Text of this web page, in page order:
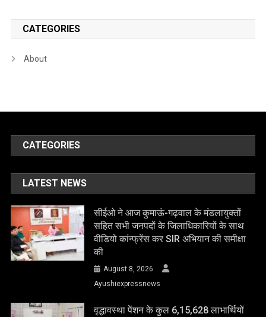
CATEGORIES
About
CATEGORIES
LATEST NEWS
सीईओ ने आज कुमाऊं-गढ़वाल के मंडलायुक्तों
सहित सभी जनपदों के जिलाधिकारियों के साथ
वीडियो कांन्फ्रेंस कर SIR अभियान की समीक्षा
की
August 8, 2026
Ayushiexpressnews
वृद्धावस्था पेंशन के कुल 6,15,628 लाभार्थियों